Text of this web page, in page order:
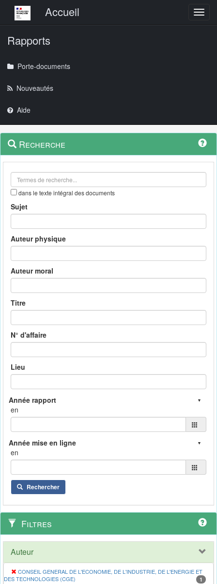
Menu principalAccueil
Rapports
Porte-documents
Nouveautés
Aide
Navigation
outils
Menu
contextuel
Recherche
dans le texte intégral des documents
Sujet
Auteur physique
Auteur moral
Titre
N° d'affaire
Lieu
en
en
Rechercher
Filtres
Auteur
CONSEIL GENERAL DE L'ECONOMIE, DE L'INDUSTRIE, DE L'ENERGIE ET
DES TECHNOLOGIES (CGE)
1